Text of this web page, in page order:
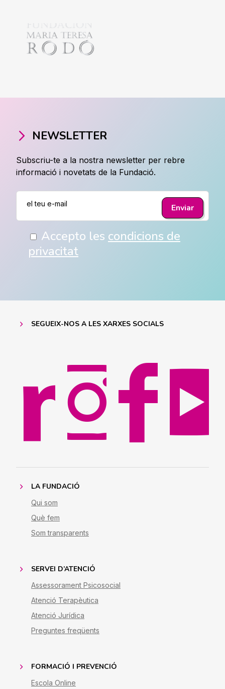
NEWSLETTER
Subscriu-te a la nostra newsletter per rebre
informació i novetats de la Fundació.
Accepto les condicions de
privacitat
SEGUEIX-NOS A LES XARXES SOCIALS
LA FUNDACIÓ
Qui som
Què fem
Som transparents
SERVEI D’ATENCIÓ
Assessorament Psicosocial
Atenció Terapèutica
Atenció Jurídica
Preguntes freqüents
FORMACIÓ I PREVENCIÓ
Escola Online